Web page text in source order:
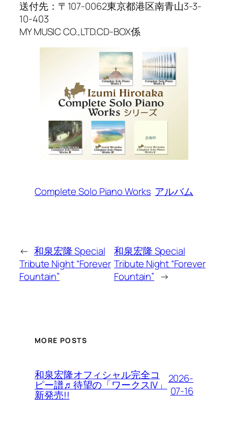
送付先：〒107-0062東京都港区南青山3-3-
10-403
MY MUSIC CO.,LTD.CD-BOX係
Complete Solo Piano Works アルバム
← 和泉宏隆 Special
Tribute Night “Forever
Fountain”
和泉宏隆 Special
Tribute Night “Forever
Fountain” →
MORE POSTS
和泉宏隆オフィシャル完全コ
ピー譜♬待望の「ワークスIV」
新発売!!
2026-
07-16